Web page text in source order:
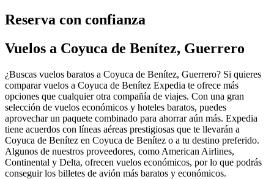
Reserva con confianza
Vuelos a Coyuca de Benítez, Guerrero
¿Buscas vuelos baratos a Coyuca de Benítez, Guerrero? Si quieres
comparar vuelos a Coyuca de Benítez Expedia te ofrece más
opciones que cualquier otra compañía de viajes. Con una gran
selección de vuelos económicos y hoteles baratos, puedes
aprovechar un paquete combinado para ahorrar aún más. Expedia
tiene acuerdos con líneas aéreas prestigiosas que te llevarán a
Coyuca de Benítez en Coyuca de Benítez o a tu destino preferido.
Algunos de nuestros proveedores, como American Airlines,
Continental y Delta, ofrecen vuelos económicos, por lo que podrás
conseguir los billetes de avión más baratos y económicos.